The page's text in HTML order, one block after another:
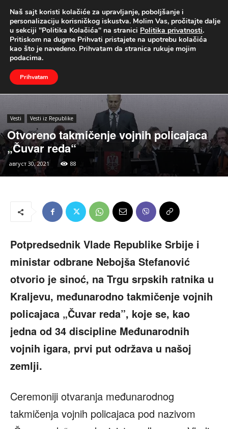
UŽIVO
Naslovna Vesti Vesti iz Republike
Vesti Vesti iz Republike
Otvoreno takmičenje vojnih policajaca
„Čuvar reda“
август 30, 2021 88
Potpredsednik Vlade Republike Srbije i
ministar odbrane Nebojša Stefanović
otvorio je sinoć, na Trgu srpskih ratnika u
Kraljevu, međunarodno takmičenje vojnih
policajaca „Čuvar reda”, koje se, kao
jedna od 34 discipline Međunarodnih
vojnih igara, prvi put održava u našoj
zemlji.
Ceremoniji otvaranja međunarodnog
takmičenja vojnih policajaca pod nazivom
Naš sajt koristi kolačiće za upravljanje, poboljšanje i
personalizaciju korisničkog iskustva. Molim Vas, pročitajte dalje
u sekciji "Politika Kolačića" na stranici Politika privatnosti.
Pritiskom na dugme Prihvati pristajete na upotrebu kolačića
kao što je navedeno. Prihvatam da stranica rukuje mojim
podacima.
Prihvatam